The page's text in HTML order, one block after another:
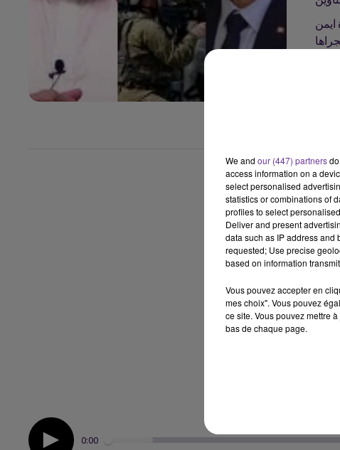
ايمن
في
0:00
We and our (447) partners
access information on a
select personalised
statistics or combinations of
profiles to select
Deliver and present
data such as IP address and
requested; Use precise
based on information
Vous pouvez accepter en
mes choix". Vous pouvez
ce site. Vous pouvez mettre
bas de chaque page.